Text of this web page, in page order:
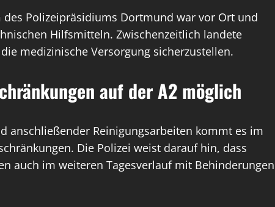
Polizeipräsidiums Dortmund war vor Ort und
Hilfsmitteln. Zwischenzeitlich landete
medizinische Versorgung sicherzustellen.
auf der A2 möglich
anschließender Reinigungsarbeiten kommt es im
Die Polizei weist darauf hin, dass
auch im weiteren Tagesverlauf mit Behinderungen